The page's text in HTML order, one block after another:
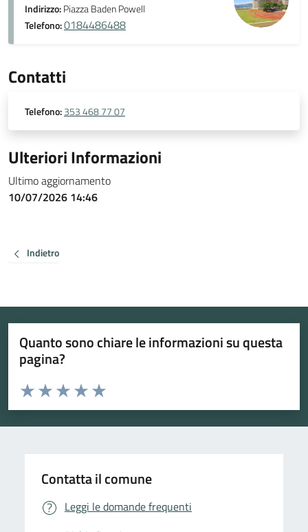
Indirizzo:Piazza Baden Powell
Telefono:0184486488
Contatti
Telefono:353 468 77 07
Ulteriori Informazioni
Ultimo aggiornamento
10/07/2026 14:46
Indietro
Quanto sono chiare le informazioni su questa
pagina?
Valuta da 1 a 5 stelle la pagina
Valuta 5 stelle su 5
Valuta 4 stelle su 5
Valuta 3 stelle su 5
Valuta 2 stelle su 5
Valuta 1 stelle su 5
Contatta il comune
Leggi le domande frequenti